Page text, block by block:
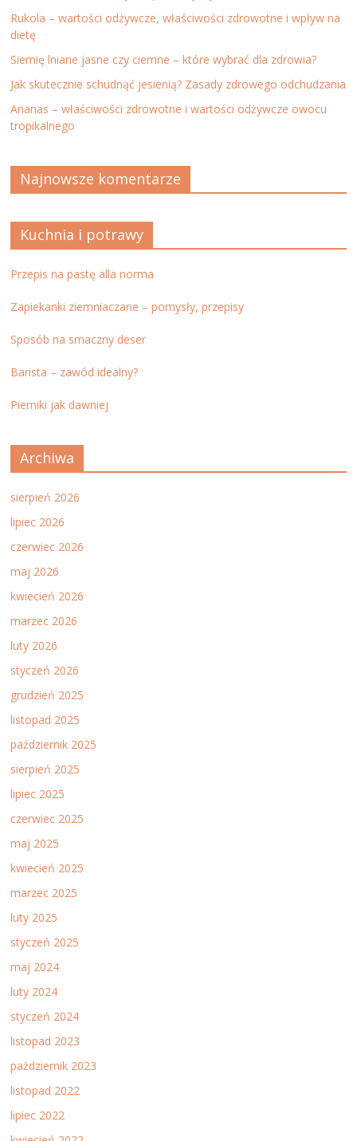
Rukola – wartości odżywcze, właściwości zdrowotne i wpływ na
dietę
Siemię lniane jasne czy ciemne – które wybrać dla zdrowia?
Jak skutecznie schudnąć jesienią? Zasady zdrowego odchudzania
Ananas – właściwości zdrowotne i wartości odżywcze owocu
tropikalnego
Najnowsze komentarze
Kuchnia i potrawy
Przepis na pastę alla norma
Zapiekanki ziemniaczane – pomysły, przepisy
Sposób na smaczny deser
Barista – zawód idealny?
Pierniki jak dawniej
Archiwa
sierpień 2026
lipiec 2026
czerwiec 2026
maj 2026
kwiecień 2026
marzec 2026
luty 2026
styczeń 2026
grudzień 2025
listopad 2025
październik 2025
sierpień 2025
lipiec 2025
czerwiec 2025
maj 2025
kwiecień 2025
marzec 2025
luty 2025
styczeń 2025
maj 2024
luty 2024
styczeń 2024
listopad 2023
październik 2023
listopad 2022
lipiec 2022